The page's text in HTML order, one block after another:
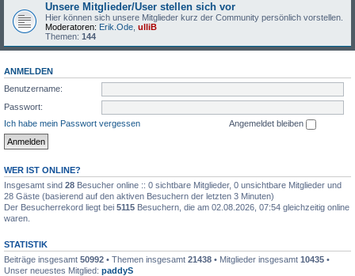
Unsere Mitglieder/User stellen sich vor
Hier können sich unsere Mitglieder kurz der Community persönlich vorstellen.
Moderatoren: Erik.Ode ulliB
Themen: 144
ANMELDEN
Benutzername:
Passwort:
Ich habe mein Passwort vergessen
Angemeldet bleiben
WER IST ONLINE?
Insgesamt sind 28 Besucher online :: 0 sichtbare Mitglieder, 0 unsichtbare Mitglieder und
28 Gäste (basierend auf den aktiven Besuchern der letzten 3 Minuten)
Der Besucherrekord liegt bei 5115 Besuchern, die am 02.08.2026, 07:54 gleichzeitig online
waren.
STATISTIK
Beiträge insgesamt 50992 • Themen insgesamt 21438 • Mitglieder insgesamt 10435 •
Unser neuestes Mitglied: paddyS